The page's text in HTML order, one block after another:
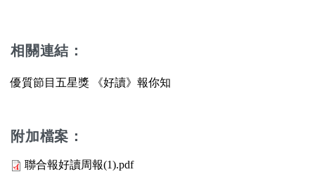
相關連結：
優質節目五星獎 《好讀》報你知
附加檔案：
聯合報好讀周報(1).pdf